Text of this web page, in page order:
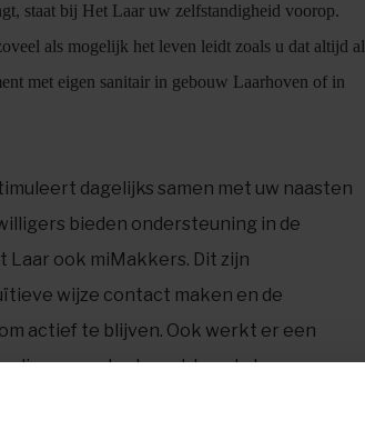
staat bij Het Laar uw zelfstandigheid voorop.
als mogelijk het leven leidt zoals u dat altijd al
met eigen sanitair in gebouw Laarhoven of in
dagelijks samen met uw naasten
bieden ondersteuning in de
Laar ook miMakkers. Dit zijn
wijze contact maken en de
actief te blijven. Ook werkt er een
dieper contact maakt en de bewoners
stimuleert de bewoners door te